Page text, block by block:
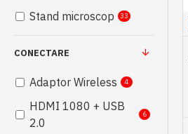
Stand microscop 33
CONECTARE
Adaptor Wireless 4
HDMI 1080 + USB
2.0
6